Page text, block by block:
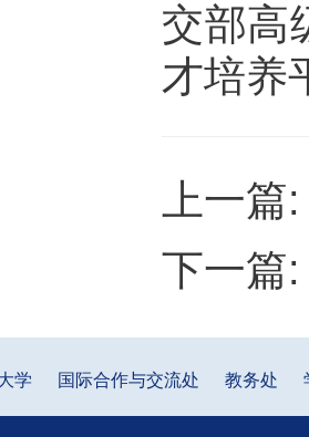
交部高
才培养
上一
下一篇
学 国际合作与交流处 教务处